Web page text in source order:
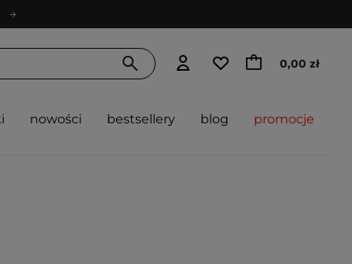
0,00 zł
nowości bestsellery blog promocje